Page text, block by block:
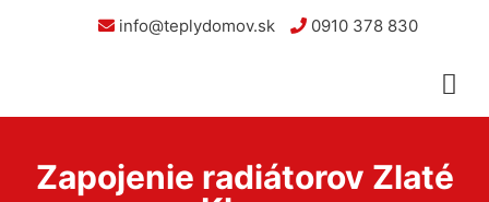
info@teplydomov.sk 0910 378 830
Zapojenie radiátorov Zlaté